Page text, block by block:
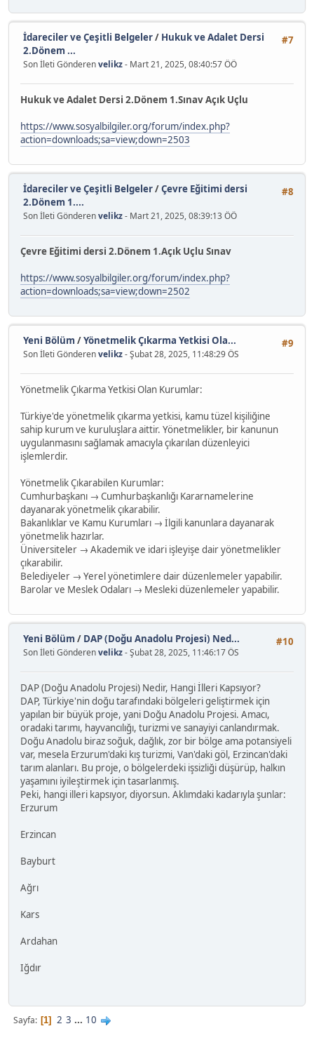
#7
İdareciler ve Çeşitli Belgeler/ Hukuk ve Adalet Dersi
2.Dönem ...
Son İleti Gönderenvelikz- Mart 21, 2025, 08:40:57 ÖÖ
Hukuk ve Adalet Dersi 2.Dönem 1.Sınav Açık Uçlu
https://www.sosyalbilgiler.org/forum/index.php?
action=downloads;sa=view;down=2503
#8
İdareciler ve Çeşitli Belgeler/Çevre Eğitimi dersi
2.Dönem 1....
Son İleti Gönderenvelikz- Mart 21, 2025, 08:39:13 ÖÖ
Çevre Eğitimi dersi 2.Dönem 1.Açık Uçlu Sınav
https://www.sosyalbilgiler.org/forum/index.php?
action=downloads;sa=view;down=2502
#9
Yeni Bölüm /Yönetmelik Çıkarma Yetkisi Ola...
Son İleti Gönderenvelikz- Şubat 28, 2025, 11:48:29 ÖS
Yönetmelik Çıkarma Yetkisi Olan Kurumlar:
Türkiye'de yönetmelik çıkarma yetkisi, kamu tüzel kişiliğine
sahip kurum ve kuruluşlara aittir. Yönetmelikler, bir kanunun
uygulanmasını sağlamak amacıyla çıkarılan düzenleyici
işlemlerdir.
Yönetmelik Çıkarabilen Kurumlar:
Cumhurbaşkanı → Cumhurbaşkanlığı Kararnamelerine
dayanarak yönetmelik çıkarabilir.
Bakanlıklar ve Kamu Kurumları → İlgili kanunlara dayanarak
yönetmelik hazırlar.
Üniversiteler → Akademik ve idari işleyişe dair yönetmelikler
çıkarabilir.
Belediyeler → Yerel yönetimlere dair düzenlemeler yapabilir.
Barolar ve Meslek Odaları → Mesleki düzenlemeler yapabilir.
#10
Yeni Bölüm / DAP (Doğu Anadolu Projesi) Ned...
Son İleti Gönderenvelikz- Şubat 28, 2025, 11:46:17 ÖS
DAP (Doğu Anadolu Projesi) Nedir, Hangi İlleri Kapsıyor?
DAP, Türkiye'nin doğu tarafındaki bölgeleri geliştirmek için
yapılan bir büyük proje, yani Doğu Anadolu Projesi. Amacı,
oradaki tarımı, hayvancılığı, turizmi ve sanayiyi canlandırmak.
Doğu Anadolu biraz soğuk, dağlık, zor bir bölge ama potansiyeli
var, mesela Erzurum'daki kış turizmi, Van'daki göl, Erzincan'daki
tarım alanları. Bu proje, o bölgelerdeki işsizliği düşürüp, halkın
yaşamını iyileştirmek için tasarlanmış.
Peki, hangi illeri kapsıyor, diyorsun. Aklımdaki kadarıyla şunlar:
Erzurum
Erzincan
Bayburt
Ağrı
Kars
Ardahan
Iğdır
Sayfa 1 2 3 ... 10